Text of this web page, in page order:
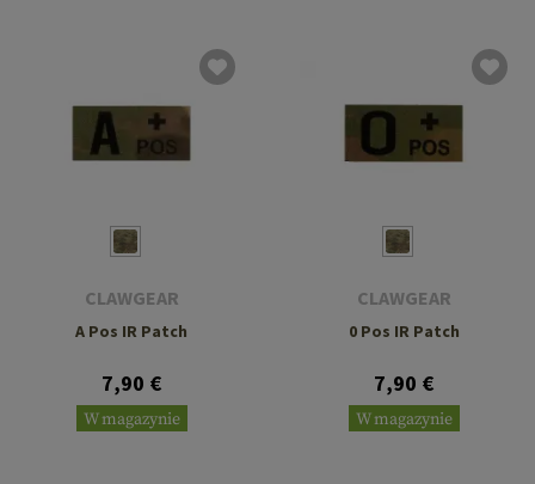
CLAWGEAR
A Pos IR Patch
7,90 €
W magazynie
CLAWGEAR
0 Pos IR Patch
7,90 €
W magazynie